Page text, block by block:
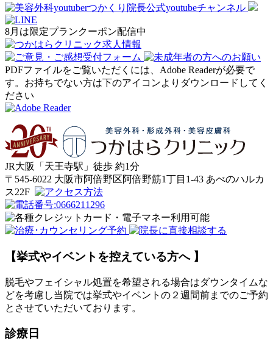
8月は限定プランクーポン配信中
PDFファイルをご覧いただくには、Adobe Readerが必要で
す。お持ちでない方は下のアイコンよりダウンロードしてく
ださい
JR大阪「天王寺駅」徒歩 約1分
〒545-6022 大阪市阿倍野区阿倍野筋1丁目1-43 あべのハルカ
ス22F
【挙式やイベントを控えている方へ 】
脱毛やフェイシャル処置を希望される場合はダウンタイムな
どを考慮し当院では挙式やイベントの２週間前までのご予約
とさせていただいております。
診療日